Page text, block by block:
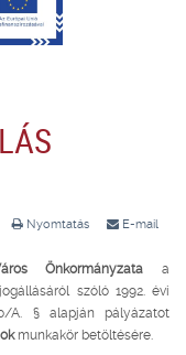
Nyomtatás E-mail
Önkormányzata a
szóló 1992. évi
A. § alapján pályázatot
munkakör betöltésére.